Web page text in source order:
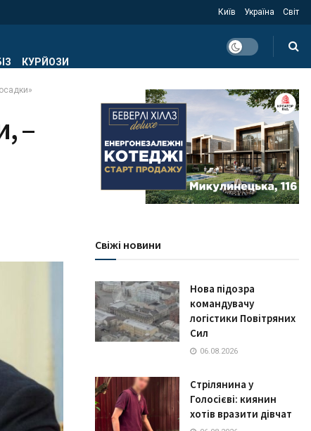
Київ Україна Світ
КУРЙОЗИ
–
Свіжі новини
Нова підозра
командувачу
логістики Повітряних
Сил
06.08.2026
Стрілянина у
Голосієві: киянин
хотів вразити дівчат